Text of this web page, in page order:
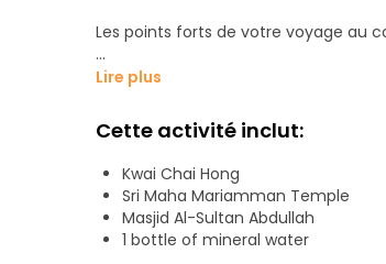
Les points forts de votre voyage au
- L'âme du quartier chinois :
peintures murales cachées de Kwai
- Évolution architecturale : Admirez
flamboyant de Merdeka 118,
- Délices sensoriels : En cours de
saveurs de la ville. Une bouteille
Lire plus
Cette activité inclut:
Kwai Chai Hong
Sri Maha Mariamman Temple
Masjid Al-Sultan Abdullah
1 bottle of mineral water